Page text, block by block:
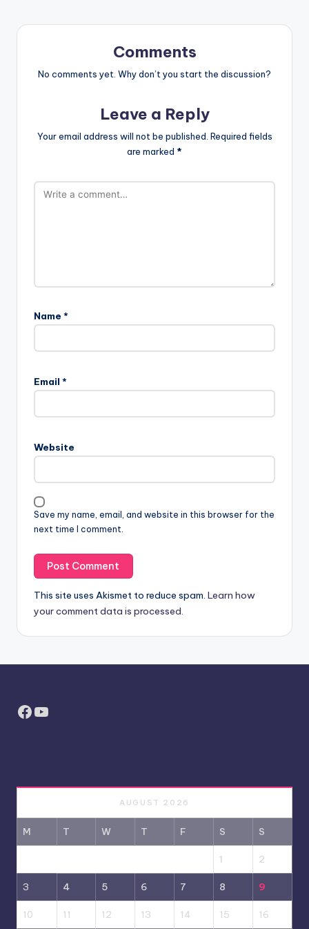
Comments
No comments yet. Why don’t you start the discussion?
Leave a Reply
Your email address will not be published. Required fields
are marked *
Name *
Email *
Website
Save my name, email, and website in this browser for the
next time I comment.
This site uses Akismet to reduce spam. Learn how
your comment data is processed.
Facebook
YouTube
AUGUST 2026
M T W T F S S
1 2
3 4 5 6 7 8 9
10 11 12 13 14 15 16